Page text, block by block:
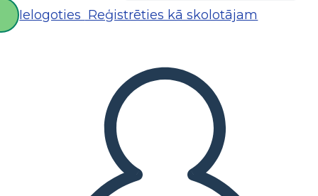
Ielogoties Reģistrēties kā skolotājam